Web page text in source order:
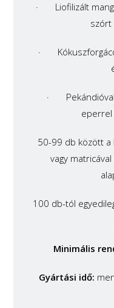
· Liofilizált
szórt
·
·
eperrel
50-99 db között a
vagy
100 db-tól
Minimális
Gyártási idő: